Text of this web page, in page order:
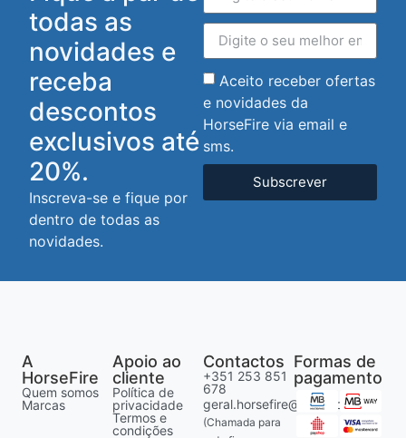
todas as
novidades e
receba
descontos
exclusivos até
20%.
Inscreva-se e fique por
dentro de todas as
novidades.
Aceito receber ofertas
e novidades da
HorseFire via email e
sms.
Subscrever
A
HorseFire
Quem somos
Marcas
Apoio ao
cliente
Política de
privacidade
Termos e
condições
Contactos
+351 253 851
678
geral.horsefire@gmail.com
(Chamada para
Formas de
pagamento